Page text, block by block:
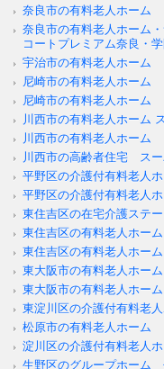
奈良市の有料老人ホーム
奈良市の有料老人ホーム
コートプレミアム奈良・
宇治市の有料老人ホーム
尼崎市の有料老人ホーム
尼崎市の有料老人ホーム
川西市の有料老人ホーム
川西市の有料老人ホーム
川西市の高齢者住宅 ス
平野区の介護付有料老人
平野区の介護付有料老人
東住吉区の在宅介護ステ
東住吉区の有料老人ホー
東住吉区の有料老人ホー
東大阪市の有料老人ホー
東大阪市の有料老人ホー
東淀川区の介護付有料老
松原市の有料老人ホーム
淀川区の介護付有料老人
生野区のグループホーム